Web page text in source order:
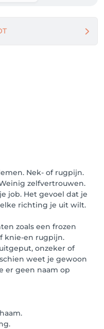
de gewenste
bovenaan rechts op
u een
uw afspraak na te
afspraak online
te
registratie? Dan
functie klikken.
Nek- of rugpijn.
zelfvertrouwen.
job. Het gevoel dat je
richting je uit wilt.
zoals een frozen
knie-en rugpijn.
onzeker of
weet je gewoon
er geen naam op